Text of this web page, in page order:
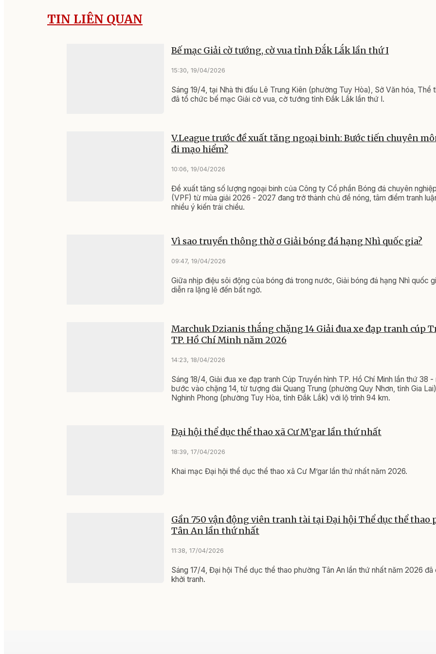
TIN LIÊN QUAN
Bế mạc Giải cờ tướng, cờ vua tỉnh Đắk Lắk lần thứ I
15:30, 19/04/2026
Sáng 19/4, tại Nhà thi đấu Lê Trung Kiên (phường Tuy Hòa), Sở Văn hóa, Thể
đã tổ chức bế mạc Giải cờ vua, cờ tướng tỉnh Đắk Lắk lần thứ I.
V.League trước đề xuất tăng ngoại binh: Bước tiến chuyên
đi mạo hiểm?
10:06, 19/04/2026
Đề xuất tăng số lượng ngoại binh của Công ty Cổ phần Bóng đá chuyên
(VPF) từ mùa giải 2026 - 2027 đang trở thành chủ đề nóng, tâm điểm tranh
nhiều ý kiến trái chiều.
Vì sao truyền thông thờ ơ Giải bóng đá hạng Nhì quốc gia?
09:47, 19/04/2026
Giữa nhịp điệu sôi động của bóng đá trong nước, Giải bóng đá hạng Nhì quốc
diễn ra lặng lẽ đến bất ngờ.
Marchuk Dzianis thắng chặng 14 Giải đua xe đạp tranh cúp
TP. Hồ Chí Minh năm 2026
14:23, 18/04/2026
Sáng 18/4, Giải đua xe đạp tranh Cúp Truyền hình TP. Hồ Chí Minh lần thứ 38
bước vào chặng 14, từ tượng đài Quang Trung (phường Quy Nhơn, tỉnh Gia
Nghinh Phong (phường Tuy Hòa, tỉnh Đắk Lắk) với lộ trình 94 km.
Đại hội thể dục thể thao xã Cư M’gar lần thứ nhất
18:39, 17/04/2026
Khai mạc Đại hội thể dục thể thao xã Cư M’gar lần thứ nhất năm 2026.
Gần 750 vận động viên tranh tài tại Đại hội Thể dục thể thao
Tân An lần thứ nhất
11:38, 17/04/2026
Sáng 17/4, Đại hội Thể dục thể thao phường Tân An lần thứ nhất năm 2026 đã
khởi tranh.